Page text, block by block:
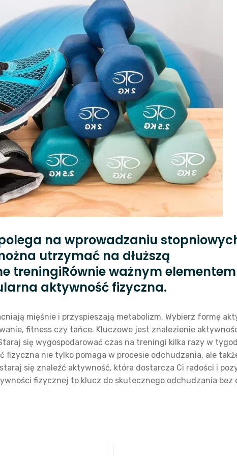
na wprowadzaniu
utrzymać na dłuższą
treningiRównie ważnym elementem
aktywność fizyczna.
mięśnie i przyspieszają metabolizm. Wybierz formę
fitness czy tańce. Kluczowe jest znalezienie
się wygospodarować czas na treningi kilka razy w
nie tylko pomaga w procesie odchudzania, ale
się znaleźć aktywność, która dostarcza Ci radości i
fizycznej to klucz do skutecznego odchudzania bez